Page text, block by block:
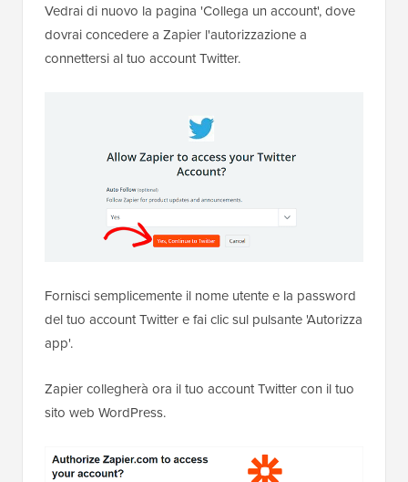
Vedrai di nuovo la pagina 'Collega un account', dove
dovrai concedere a Zapier l'autorizzazione a
connettersi al tuo account Twitter.
Fornisci semplicemente il nome utente e la password
del tuo account Twitter e fai clic sul pulsante 'Autorizza
app'.
Zapier collegherà ora il tuo account Twitter con il tuo
sito web WordPress.